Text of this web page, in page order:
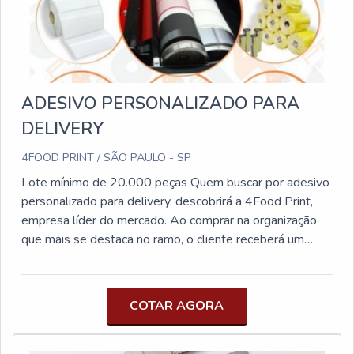
ADESIVO PERSONALIZADO PARA
DELIVERY
4FOOD PRINT / SÃO PAULO - SP
Lote mínimo de 20.000 peças Quem buscar por adesivo
personalizado para delivery, descobrirá a 4Food Print,
empresa líder do mercado. Ao comprar na organização
que mais se destaca no ramo, o cliente receberá um
produtos que solucionem qualquer demanda.MAIS
DELIVERYSe alguém pesquisar adesivo personalizado
para delivery em uma empresa que preza pela
COTAR AGORA